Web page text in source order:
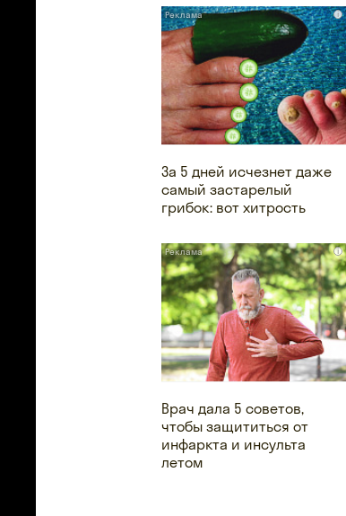
i
За 5 дней исчезнет даже
самый застарелый
грибок: вот хитрость
i
Врач дала 5 советов,
чтобы защититься от
инфаркта и инсульта
летом